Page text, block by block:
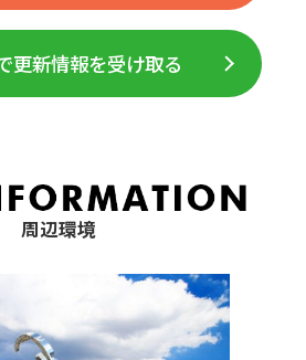
更新情報を受け取る
周辺環境